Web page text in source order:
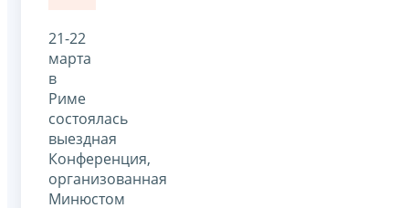
21-22
марта
в
Риме
состоялась
выездная
Конференция,
организованная
Минюстом